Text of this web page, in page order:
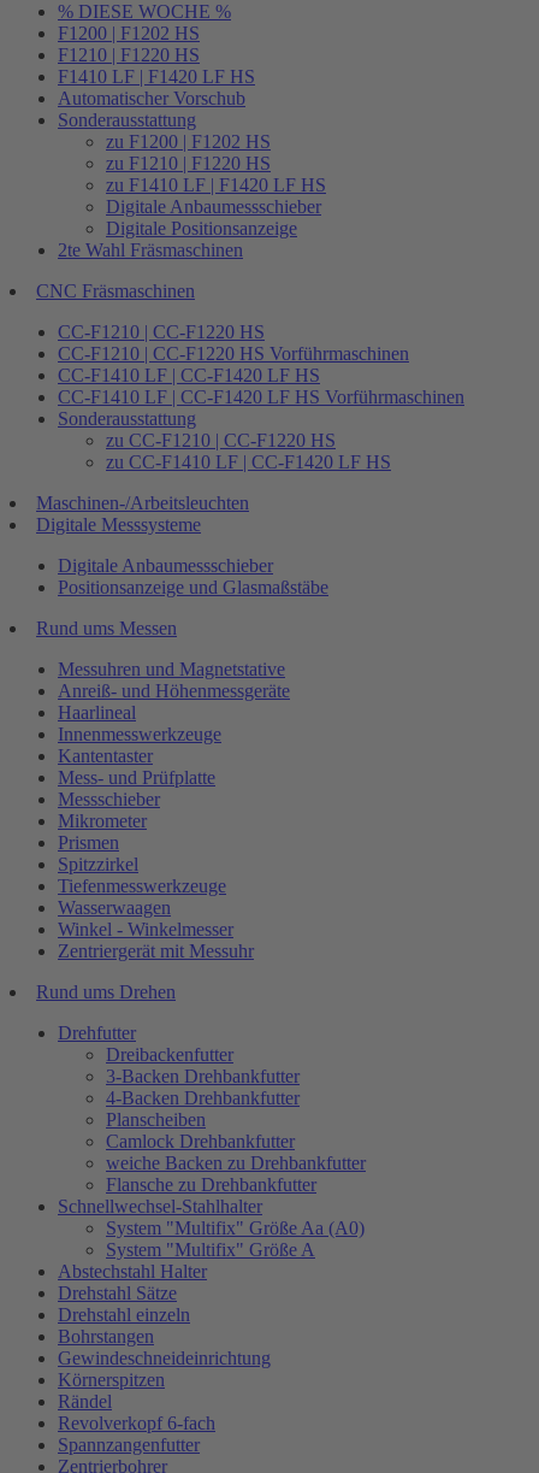
% DIESE WOCHE %
F1200 | F1202 HS
F1210 | F1220 HS
F1410 LF | F1420 LF HS
Automatischer Vorschub
Sonderausstattung
zu F1200 | F1202 HS
zu F1210 | F1220 HS
zu F1410 LF | F1420 LF HS
Digitale Anbaumessschieber
Digitale Positionsanzeige
2te Wahl Fräsmaschinen
CNC Fräsmaschinen
CC-F1210 | CC-F1220 HS
CC-F1210 | CC-F1220 HS Vorführmaschinen
CC-F1410 LF | CC-F1420 LF HS
CC-F1410 LF | CC-F1420 LF HS Vorführmaschinen
Sonderausstattung
zu CC-F1210 | CC-F1220 HS
zu CC-F1410 LF | CC-F1420 LF HS
Maschinen-/Arbeitsleuchten
Digitale Messsysteme
Digitale Anbaumessschieber
Positionsanzeige und Glasmaßstäbe
Rund ums Messen
Messuhren und Magnetstative
Anreiß- und Höhenmessgeräte
Haarlineal
Innenmesswerkzeuge
Kantentaster
Mess- und Prüfplatte
Messschieber
Mikrometer
Prismen
Spitzzirkel
Tiefenmesswerkzeuge
Wasserwaagen
Winkel - Winkelmesser
Zentriergerät mit Messuhr
Rund ums Drehen
Drehfutter
Dreibackenfutter
3-Backen Drehbankfutter
4-Backen Drehbankfutter
Planscheiben
Camlock Drehbankfutter
weiche Backen zu Drehbankfutter
Flansche zu Drehbankfutter
Schnellwechsel-Stahlhalter
System "Multifix" Größe Aa (A0)
System "Multifix" Größe A
Abstechstahl Halter
Drehstahl Sätze
Drehstahl einzeln
Bohrstangen
Gewindeschneideinrichtung
Körnerspitzen
Rändel
Revolverkopf 6-fach
Spannzangenfutter
Zentrierbohrer